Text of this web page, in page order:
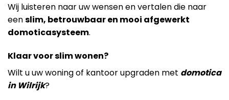
Wij luisteren naar uw wensen en vertalen die naar
eenslim, betrouwbaar en mooi afgewerkt
domoticasysteem.
Klaar voor slim wonen?
Wilt u uw woning of kantoor upgraden met domotica
in Wilrijk?